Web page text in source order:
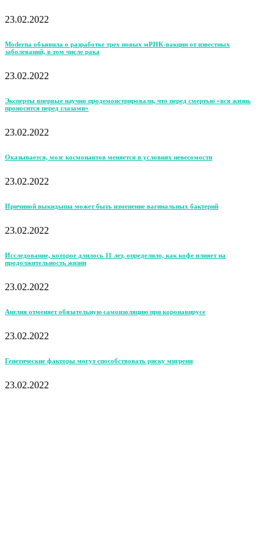
23.02.2022
Moderna объявила о разработке трех новых мРНК-вакцин от известных
заболеваний, в том числе рака
23.02.2022
Эксперты впервые научно продемонстрировали, что перед смертью «вся жизнь
проносится перед глазами»
23.02.2022
Оказывается, мозг космонавтов меняется в условиях невесомости
23.02.2022
Причиной выкидыша может быть изменение вагинальных бактерий
23.02.2022
Исследование, которое длилось 11 лет, определило, как кофе влияет на
продолжительность жизни
23.02.2022
Англия отменяет обязательную самоизоляцию при коронавирусе
23.02.2022
Генетические факторы могут способствовать риску мигрени
23.02.2022